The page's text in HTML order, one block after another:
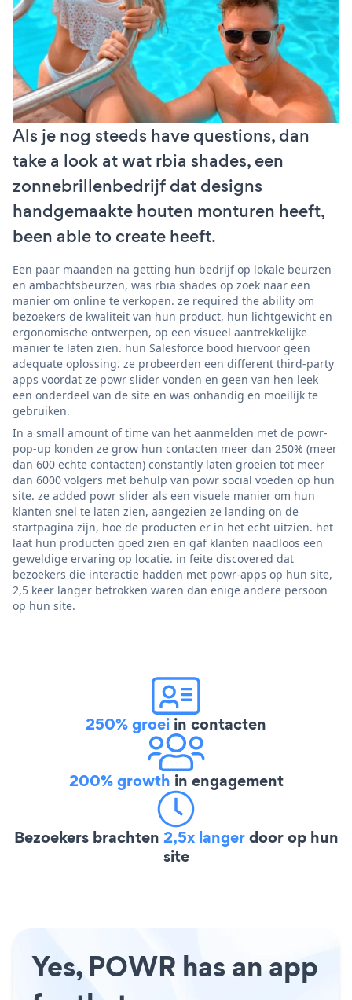
Als je nog steeds have questions, dan
take a look at wat rbia shades, een
zonnebrillenbedrijf dat designs
handgemaakte houten monturen heeft,
been able to create heeft.
Een paar maanden na getting hun bedrijf op lokale beurzen
en ambachtsbeurzen, was rbia shades op zoek naar een
manier om online te verkopen. ze required the ability om
bezoekers de kwaliteit van hun product, hun lichtgewicht en
ergonomische ontwerpen, op een visueel aantrekkelijke
manier te laten zien. hun Salesforce bood hiervoor geen
adequate oplossing. ze probeerden een different third-party
apps voordat ze powr slider vonden en geen van hen leek
een onderdeel van de site en was onhandig en moeilijk te
gebruiken.
In a small amount of time van het aanmelden met de powr-
pop-up konden ze grow hun contacten meer dan 250% (meer
dan 600 echte contacten) constantly laten groeien tot meer
dan 6000 volgers met behulp van powr social voeden op hun
site. ze added powr slider als een visuele manier om hun
klanten snel te laten zien, aangezien ze landing on de
startpagina zijn, hoe de producten er in het echt uitzien. het
laat hun producten goed zien en gaf klanten naadloos een
geweldige ervaring op locatie. in feite discovered dat
bezoekers die interactie hadden met powr-apps op hun site,
2,5 keer langer betrokken waren dan enige andere persoon
op hun site.
250% groei in contacten
200% growth in engagement
Bezoekers brachten 2,5x langerdoor op hun
site
Yes, POWR has an app